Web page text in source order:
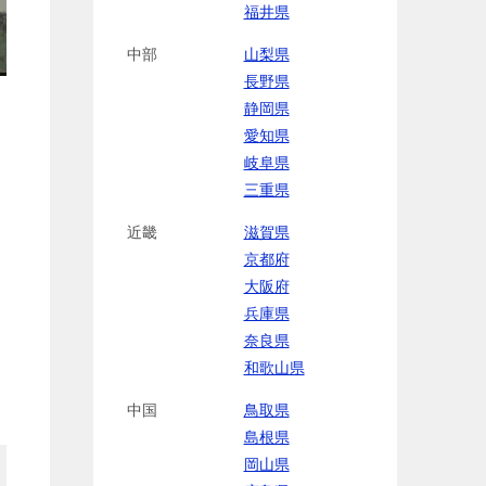
福井県
中部
山梨県
長野県
静岡県
愛知県
岐阜県
三重県
近畿
滋賀県
京都府
大阪府
兵庫県
奈良県
和歌山県
中国
鳥取県
島根県
岡山県